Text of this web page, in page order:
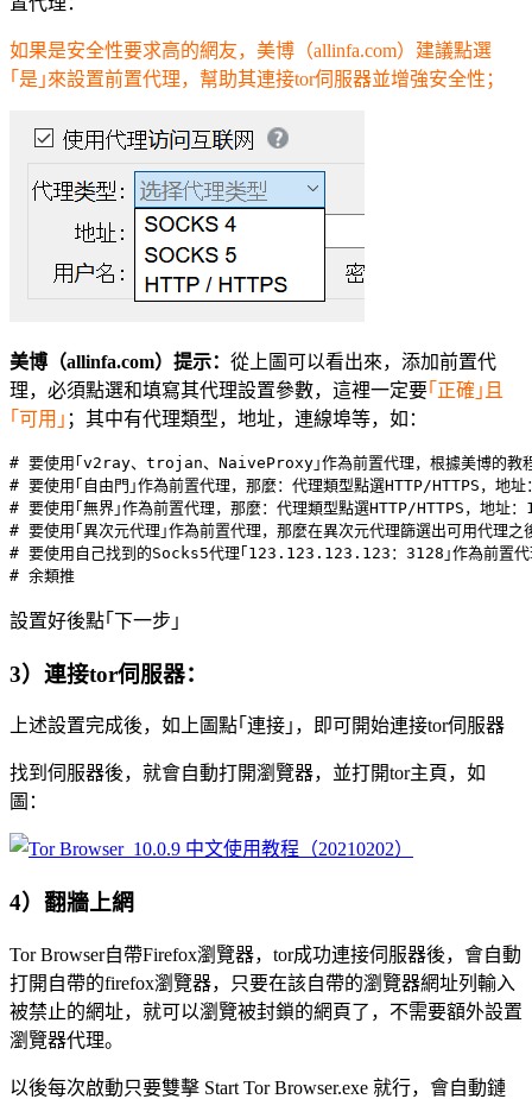
如果是安全性要求高的網友，美博（allinfa.com）建議點選
｢是｣來設置前置代理，幫助其連接tor伺服器並增強安全性；
美博（allinfa.com）提示： 從上圖可以看出來，添加前置代
理，必須點選和填寫其代理設置參數，這裡一定要｢正確｣且
｢可用｣ ；其中有代理類型，地址，連線埠等，如：
# 要使用｢v2ray、trojan、NaiveProxy｣作為前置代理，根據美博的教
# 要使用｢自由門｣作為前置代理，那麼：代理類型點選HTTP/HTTPS，
# 要使用｢無界｣作為前置代理，那麼：代理類型點選HTTP/HTTPS，地
# 要使用｢異次元代理｣作為前置代理，那麼在異次元代理篩選出可用代理
# 要使用自己找到的Socks5代理｢123.123.123.123：3128｣作為前置
設置好後點｢下一步｣
3）連接tor伺服器：
上述設置完成後，如上圖點｢連接｣，即可開始連接tor伺服器
找到伺服器後，就會自動打開瀏覽器，並打開tor主頁，如
圖：
4）翻牆上網
Tor Browser自帶Firefox瀏覽器，tor成功連接伺服器後，會自動
打開自帶的firefox瀏覽器，只要在該自帶的瀏覽器網址列輸入
被禁止的網址，就可以瀏覽被封鎖的網頁了，不需要額外設置
瀏覽器代理。
以後每次啟動只要雙擊 Start Tor Browser.exe 就行，會自動鏈